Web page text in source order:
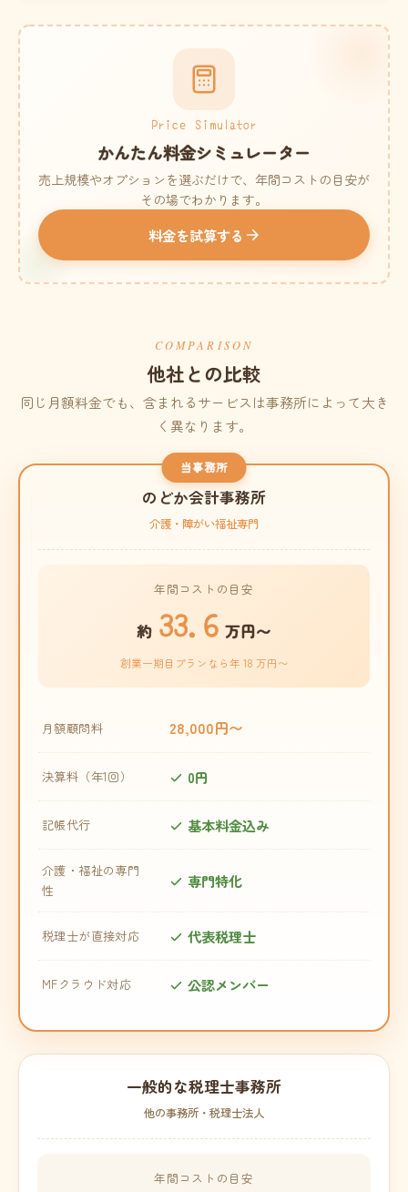
Price Simulator
かんたん料金シミュレーター
売上規模やオプションを選ぶだけで、年間コストの目安が
その場でわかります。
料金を試算する
COMPARISON
他社との比較
同じ月額料金でも、含まれるサービスは事務所によって大き
く異なります。
当事務所
のどか会計事務所
介護・障がい福祉専門
年間コストの目安
約 33.6 万円〜
創業一期目プランなら年 18 万円〜
月額顧問料 28,000円〜
決算料（年1回） 0円
記帳代行 基本料金込み
介護・福祉の専門
性
専門特化
税理士が直接対応 代表税理士
MFクラウド対応 公認メンバー
一般的な税理士事務所
他の事務所・税理士法人
年間コストの目安